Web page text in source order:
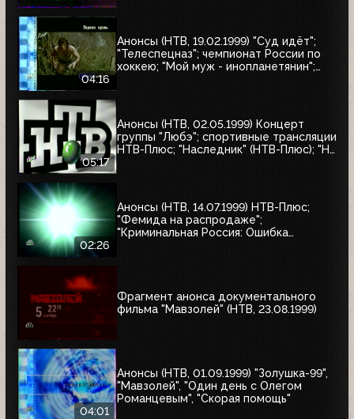
04:16
Анонсы (НТВ, 19.02.1999) "Суд идёт";
"Телеспецназ"; чемпионат России по
хоккею; "Мой муж - инопланетянин";
05:17
Анонсы (НТВ, 02.05.1999) Концерт
группы "Любэ"; спортивные трансляции
НТВ-Плюс; "Наследник" (НТВ-Плюс); "Не
02:26
Анонсы (НТВ, 14.07.1999) НТВ-Плюс;
"Фемида на распродаже";
"Криминальная Россия: Ошибка
Фрагмент анонса документального
фильма "Мавзолей" (НТВ, 23.08.1999)
04:01
Анонсы (НТВ, 01.09.1999) "Золушка-99",
"Мавзолей", "Один день с Олегом
Романцевым", "Скорая помощь"